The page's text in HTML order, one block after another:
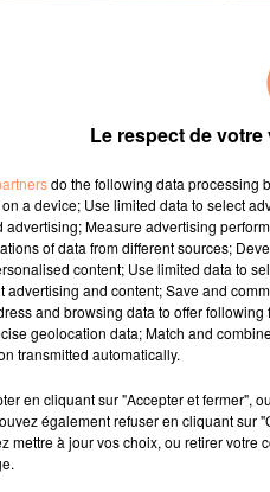
et Facebook hier a
brève que spectaculaire,
Le respect de
do the following data processing
a device; Use limited data to select
advertising; Measure advertising
of data from different sources;
content; Use limited data to
advertising and content; Save and
and browsing data to offer
geolocation data; Match and
transmitted automatically.
en cliquant sur "Accepter et fermer",
également refuser en cliquant sur
mettre à jour vos choix, ou retirer